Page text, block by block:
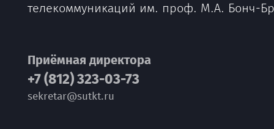
телекоммуникаций им. проф. М.А. Бонч-
Приёмная директора
+7 (812) 323-03-73
sekretar@sutkt.ru